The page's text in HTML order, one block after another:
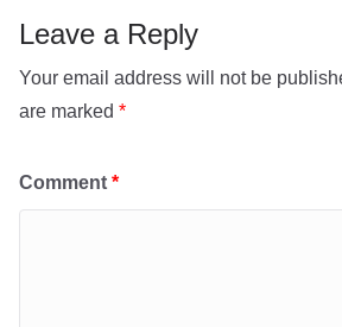
Leave a Reply
Your email address will not be
are marked *
Comment *